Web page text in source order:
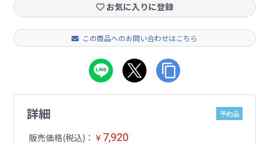
お気に入りに登録
この商品へのお問い合わせはこちら
詳細 予約品
販売価格(税込) ￥ 7,920